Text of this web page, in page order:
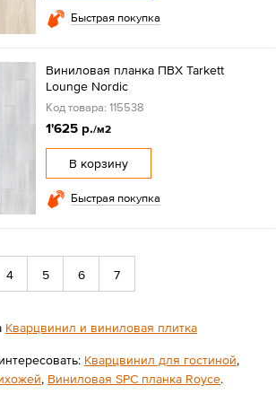
Быстрая покупка
Виниловая планка ПВХ Tarkett
Lounge Nordic
Код товара: 115538
1'625 р./м2
В корзину
Быстрая покупка
4 5 6 7
Кварцвинил и виниловая плитка
Кварцвинил для гостиной,
, Виниловая SPС планка Royce.